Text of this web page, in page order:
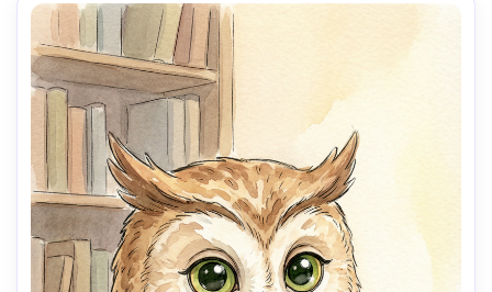
moderner Cartoon-Stil.